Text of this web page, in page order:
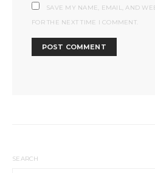
SAVE MY NAME, EMAIL, AND
FOR THE NEXT TIME I COMMENT.
SEARCH